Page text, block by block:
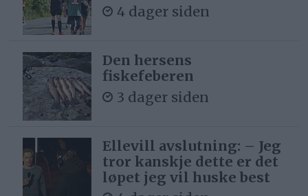
4 dager siden
Den hersens
fiskefeberen
3 dager siden
Ellevill avslutning: – Jeg
tror kanskje dette er det
løpet jeg vil huske best